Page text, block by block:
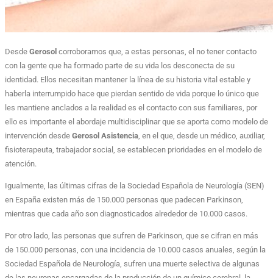
Desde Gerosol corroboramos que, a estas personas, el no tener contacto
con la gente que ha formado parte de su vida los desconecta de su
identidad. Ellos necesitan mantener la línea de su historia vital estable y
haberla interrumpido hace que pierdan sentido de vida porque lo único que
les mantiene anclados a la realidad es el contacto con sus familiares, por
ello es importante el abordaje multidisciplinar que se aporta como modelo de
intervención desde Gerosol Asistencia, en el que, desde un médico, auxiliar,
fisioterapeuta, trabajador social, se establecen prioridades en el modelo de
atención.
Igualmente, las últimas cifras de la Sociedad Española de Neurología (SEN)
en España existen más de 150.000 personas que padecen Parkinson,
mientras que cada año son diagnosticados alrededor de 10.000 casos.
Por otro lado, las personas que sufren de Parkinson, que se cifran en más
de 150.000 personas, con una incidencia de 10.000 casos anuales, según la
Sociedad Española de Neurología, sufren una muerte selectiva de algunas